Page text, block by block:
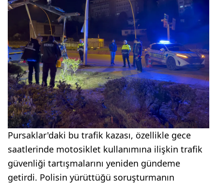
Pursaklar'daki bu trafik kazası, özellikle gece
saatlerinde motosiklet kullanımına ilişkin trafik
güvenliği tartışmalarını yeniden gündeme
getirdi. Polisin yürüttüğü soruşturmanın